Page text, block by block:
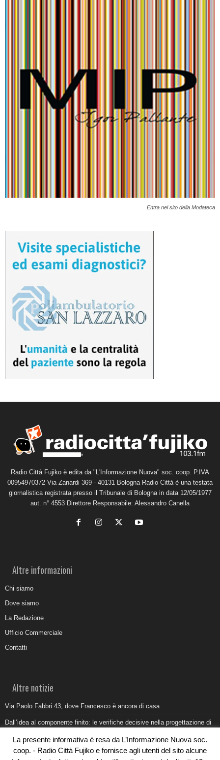
Entra nel sito della Modateca
Radio Città Fujiko è edita da "L'Informazione Nuova" soc. coop. P.IVA
00954970372 Via Zanardi 369 - 40131 Bologna Radio Città è una testata
giornalistica registrata presso il Tribunale di Bologna in data 12/05/1977
aut. n° 4553 Direttore Responsabile: Alessandro Canella
Altre informazioni
Chi siamo
Dove siamo
La Redazione
Ufficio Commerciale
Contatti
Altre notizie
Via Paolo Fabbri 43, dove Francesco è ancora di casa
Dall’idea al componente finito: le verifiche decisive nella progettazione di
Belvedere Marittimo e il report ARPACAL 2026 sulla qualità del mare
La presente informativa è resa da L’Informazione Nuova soc.
coop. - Radio Città Fujiko e fornisce agli utenti del sito alcune